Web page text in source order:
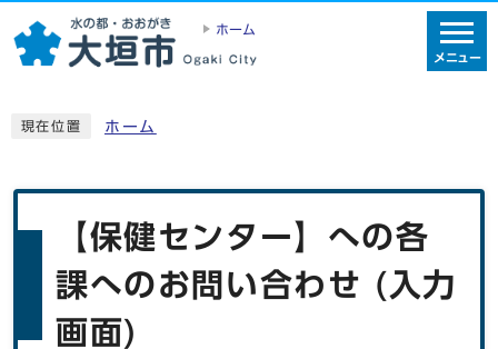
ホーム
メニュー
現在位置 ホーム
【保健センター】への各
課へのお問い合わせ (入力
画面)